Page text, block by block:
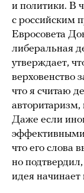
и политики. В
с российским
Евросовета
либеральная
утверждает,
верховенство
что я считаю
авторитаризм,
Даже если
что его слова
но
идея начинает